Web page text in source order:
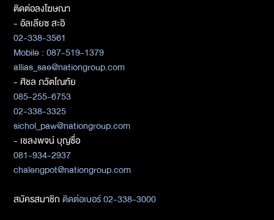
ติดต่อลงโฆษณา
- อัลเลียซ สะอิ
02-338-3561
Mobile : 087-519-1379
allias_sae@nationgroup.com
- ศิชล ภวัตโณทัย
085-255-6753
02-338-3325
sichol_paw@nationgroup.com
- เชลงพจน์ บุญซื่อ
081-934-2937
chalengpot@nationgroup.com
สมัครสมาชิกติดต่อเบอร์ 02-338-3000